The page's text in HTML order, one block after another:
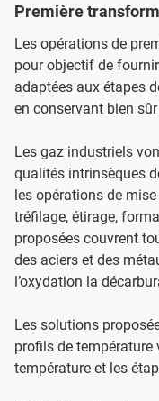
Première
Les opérations de
pour objectif de
adaptées aux étapes
en conservant bien
Les gaz industriels
qualités intrinsèques
les opérations de
tréfilage, étirage,
proposées couvrent
des aciers et des
l’oxydation la
Les solutions
profils de température
température et les